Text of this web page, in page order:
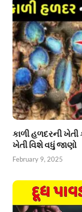
કાળી હળદરની ખેતી
ખેતી વિશે વધું જાણો
February 9, 2025